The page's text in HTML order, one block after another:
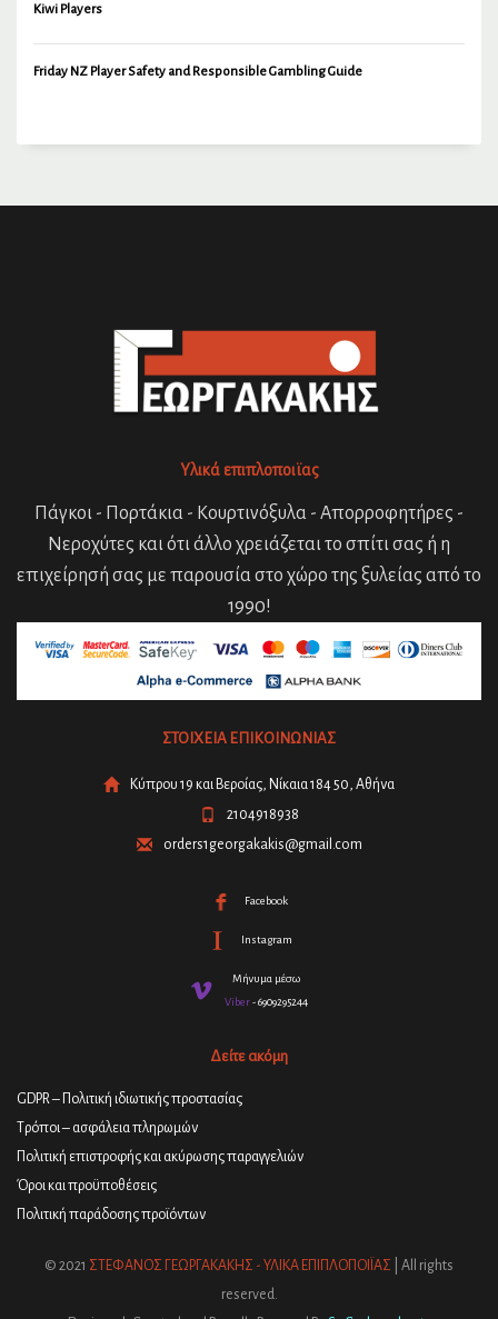
Kiwi Players
Friday NZ Player Safety and Responsible Gambling Guide
Υλικά επιπλοποιϊας
Πάγκοι - Πορτάκια - Κουρτινόξυλα - Απορροφητήρες -
Νεροχύτες και ότι άλλο χρειάζεται το σπίτι σας ή η
επιχείρησή σας με παρουσία στο χώρο της ξυλείας από το
1990!
ΣΤΟΙΧΕΙΑ ΕΠΙΚΟΙΝΩΝΙΑΣ
Κύπρου 19 και Βεροίας, Νίκαια 184 50, Αθήνα
2104918938
orders1georgakakis@gmail.com
Facebook
Instagram
Μήνυμα μέσω
Viber- 6909295244
Δείτε ακόμη
GDPR – Πολιτική ιδιωτικής προστασίας
Τρόποι – ασφάλεια πληρωμών
Πολιτική επιστροφής και ακύρωσης παραγγελιών
Όροι και προϋποθέσεις
Πολιτική παράδοσης προϊόντων
© 2021 ΣΤΕΦΑΝΟΣ ΓΕΩΡΓΑΚΑΚΗΣ - ΥΛΙΚΑ ΕΠΙΠΛΟΠΟΙΪΑΣ | All rights
reserved.